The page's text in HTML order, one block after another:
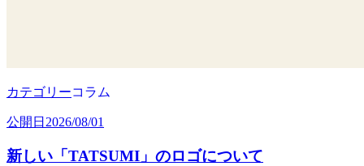
カテゴリーコラム
公開日 2026/08/01
新しい「TATSUMI」のロゴについて